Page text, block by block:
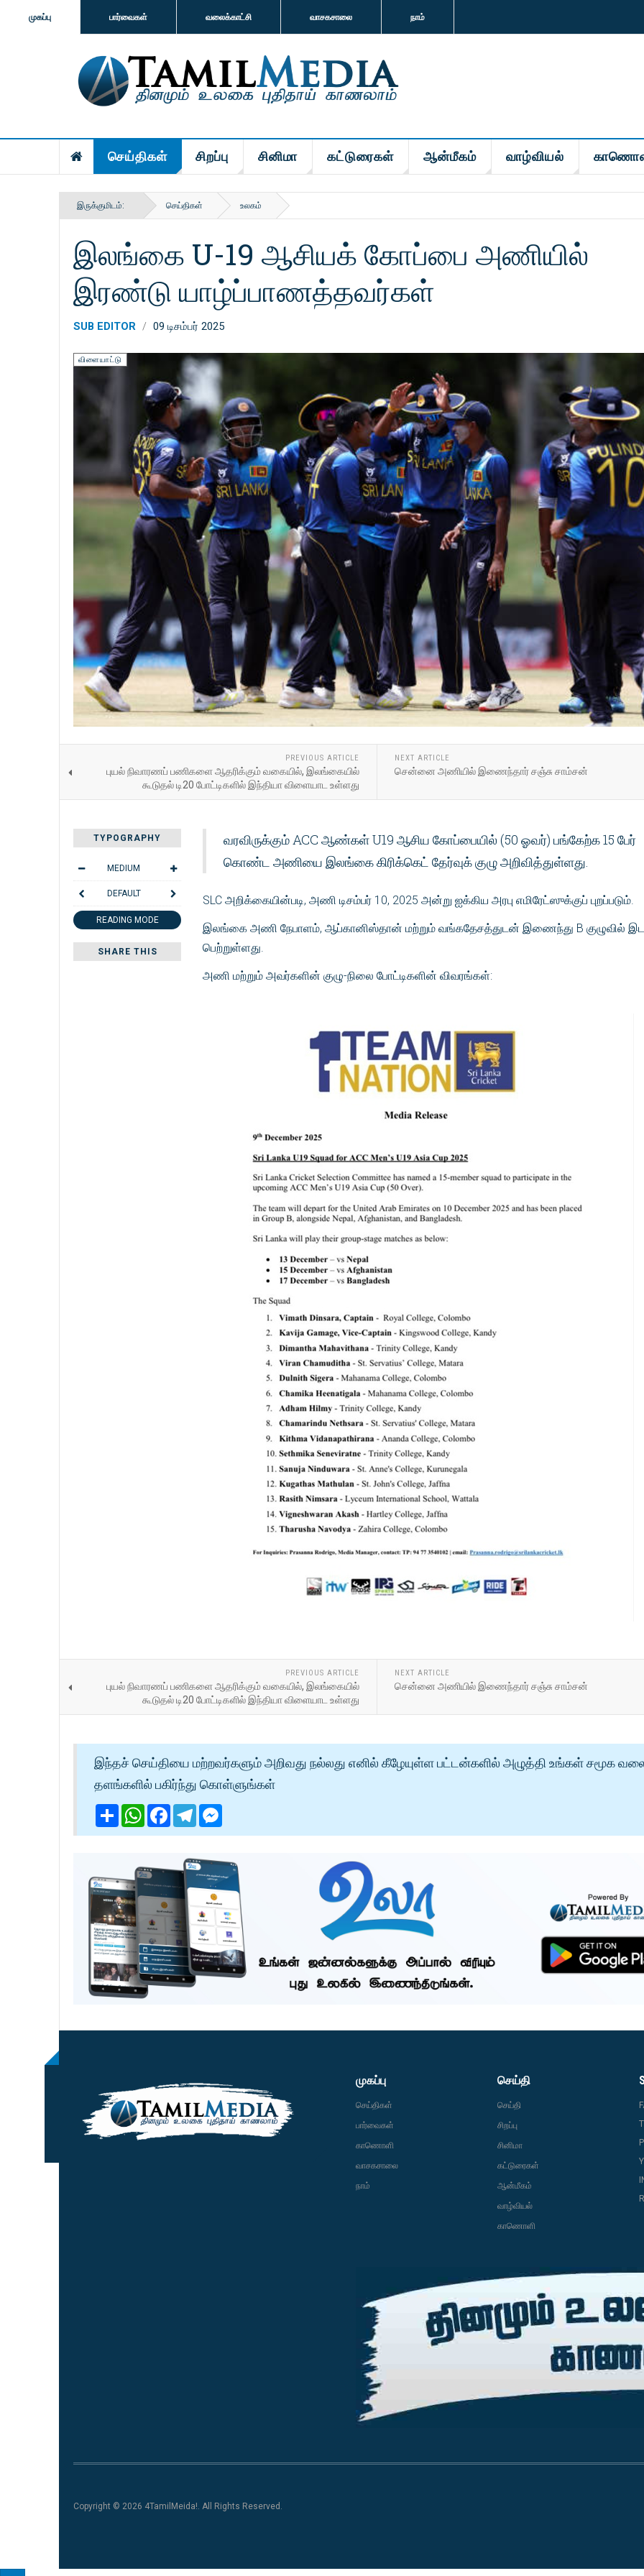
முகப்பு பார்வைகள் வலைக்காட்சி வாசகசாலை நாம்
செய்திகள் சிறப்பு சினிமா கட்டுரைகள் ஆன்மீகம் வாழ்வியல்
இருக்குமிடம்: செய்திகள் உலகம்
இலங்கை U-19 ஆசியக் கோப்பை அணியில்
இரண்டு யாழ்ப்பாணத்தவர்கள்
SUB EDITOR 09 டிசம்பர் 2025
விளையாட்டு
PREVIOUS ARTICLE
புயல் நிவாரணப் பணிகளை ஆதரிக்கும் வகையில், இலங்கையில்
கூடுதல் டி20 போட்டிகளில் இந்தியா விளையாட உள்ளது
NEXT ARTICLE
சென்னை அணியில் இணைந்தார் சஞ்சு சாம்சன்
TYPOGRAPHY
MEDIUM
DEFAULT
READING MODE
SHARE THIS
வரவிருக்கும் ACC ஆண்கள் U19 ஆசிய கோப்பையில் (50 ஓவர்) பங்கேற்க 15 பேர்
கொண்ட அணியை இலங்கை கிரிக்கெட் தேர்வுக் குழு அறிவித்துள்ளது.
SLC அறிக்கையின்படி, அணி டிசம்பர் 10, 2025 அன்று ஐக்கிய அரபு எமிரேட்ஸுக்குப் புறப்படும்.
இலங்கை அணி நேபாளம், ஆப்கானிஸ்தான் மற்றும் வங்கதேசத்துடன் இணைந்து B குழுவில்
பெற்றுள்ளது.
அணி மற்றும் அவர்களின் குழு-நிலை போட்டிகளின் விவரங்கள்:
PREVIOUS ARTICLE
புயல் நிவாரணப் பணிகளை ஆதரிக்கும் வகையில், இலங்கையில்
கூடுதல் டி20 போட்டிகளில் இந்தியா விளையாட உள்ளது
NEXT ARTICLE
சென்னை அணியில் இணைந்தார் சஞ்சு சாம்சன்
இந்தச் செய்தியை மற்றவர்களும் அறிவது நல்லது எனில் கீழேயுள்ள பட்டன்களில் அழுத்தி உங்கள் சமூக
தளங்களில் பகிர்ந்து கொள்ளுங்கள்
ShareWhatsApp
Facebook
Telegram
முகப்பு
செய்திகள்
பார்வைகள்
காணொளி
வாசகசாலை
நாம்
செய்தி
செய்தி
சிறப்பு
சினிமா
கட்டுரைகள்
ஆன்மீகம்
வாழ்வியல்
காணொளி
Copyright © 2026 4TamilMeida!. All Rights Reserved.